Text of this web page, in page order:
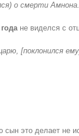
о смерти Амнона.
не виделся с
[поклонился
это делает не